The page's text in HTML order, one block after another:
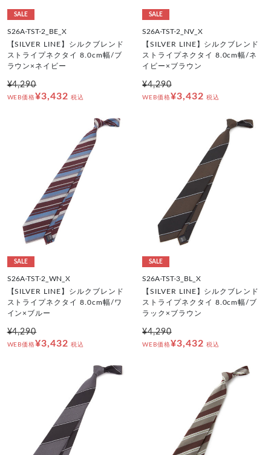
SALE
S26A-TST-2_BE_X
【SILVER LINE】シルクブレンド
ストライプネクタイ 8.0cm幅/ブ
ラウン×ネイビー
¥4,290
WEB価格¥3,432 税込
SALE
S26A-TST-2_NV_X
【SILVER LINE】シルクブレンド
ストライプネクタイ 8.0cm幅/ネ
イビー×ブラウン
¥4,290
WEB価格¥3,432 税込
SALE
S26A-TST-2_WN_X
【SILVER LINE】シルクブレンド
ストライプネクタイ 8.0cm幅/ワ
イン×ブルー
¥4,290
WEB価格¥3,432 税込
SALE
S26A-TST-3_BL_X
【SILVER LINE】シルクブレンド
ストライプネクタイ 8.0cm幅/ブ
ラック×ブラウン
¥4,290
WEB価格¥3,432 税込